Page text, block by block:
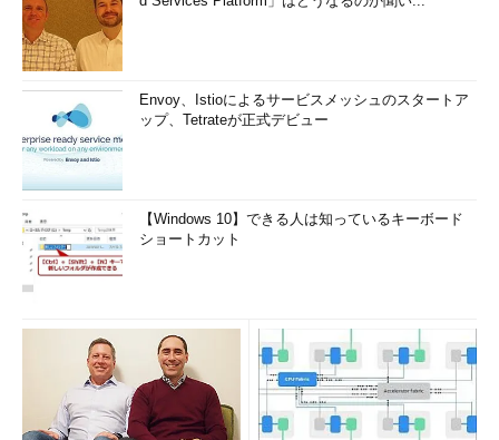
Envoy、Istioによるサービスメッシュのスタートア
ップ、Tetrateが正式デビュー
【Windows 10】できる人は知っているキーボード
ショートカット